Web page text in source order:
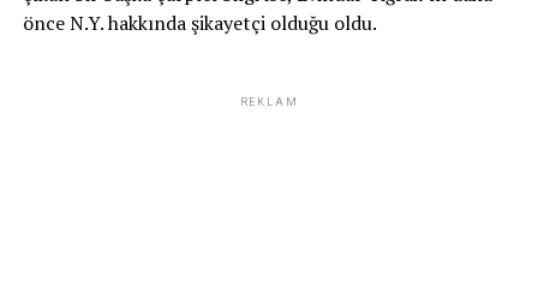
önce N.Y. hakkında şikayetçi olduğu oldu.
REKLAM